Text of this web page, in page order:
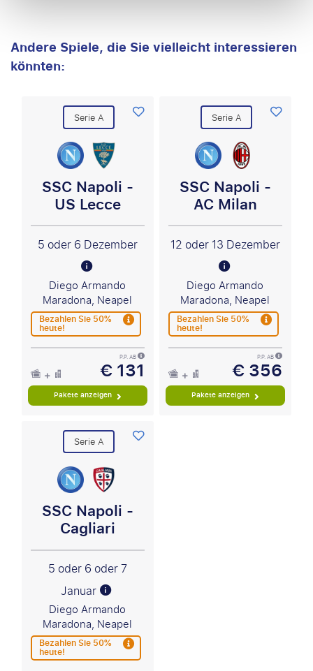
Andere Spiele, die Sie vielleicht interessieren
könnten:
Serie A
SSC Napoli -
US Lecce
5 oder 6 Dezember
Diego Armando
Maradona, Neapel
Bezahlen Sie 50%
heute!
P.P. AB
€ 131
Pakete anzeigen
Serie A
SSC Napoli -
AC Milan
12 oder 13 Dezember
Diego Armando
Maradona, Neapel
Bezahlen Sie 50%
heute!
P.P. AB
€ 356
Pakete anzeigen
Serie A
SSC Napoli -
Cagliari
5 oder 6 oder 7
Januar
Diego Armando
Maradona, Neapel
Bezahlen Sie 50%
heute!